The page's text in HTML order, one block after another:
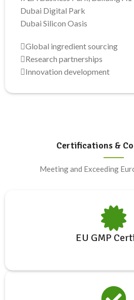
Dubai Digital Park
Dubai Silicon Oasis
Global ingredient sourcing
Research partnerships
Innovation development
Certifications &
Meeting and Exceeding
EU GMP